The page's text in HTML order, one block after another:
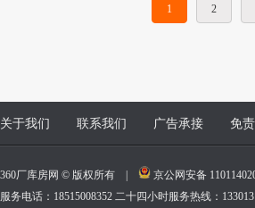
1 2
关于我们 联系我们 广告承接 免
360厂库房网 © 版权所有 | 京公网安备
服务电话：18515008352 二十四小时服务热线：